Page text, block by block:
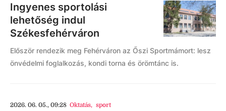
Ingyenes sportolási
lehetőség indul
Székesfehérváron
Először rendezik meg Fehérváron az Őszi Sportmámort: lesz
önvédelmi foglalkozás, kondi torna és örömtánc is.
2026. 06. 05., 09:28 Oktatás, sport